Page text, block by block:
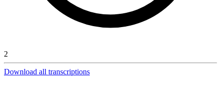
2
Download all transcriptions